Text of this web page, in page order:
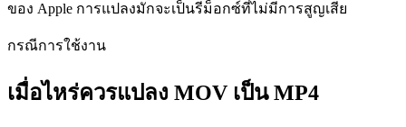
ของ Apple การแปลงมักจะเป็นรีม็อกซ์ที่ไม่มีการสูญเสีย
กรณีการใช้งาน
เมื่อไหร่ควรแปลง MOV เป็น MP4